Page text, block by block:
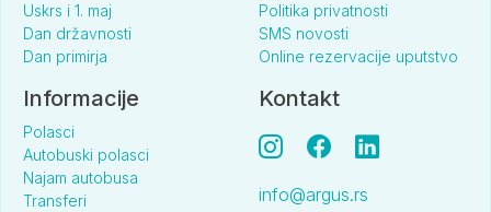
Uskrs i 1. maj
Dan državnosti
Dan primirja
Politika privatnosti
SMS novosti
Online rezervacije uputstvo
Informacije
Polasci
Autobuski polasci
Najam autobusa
Transferi
Kontakt
info@argus.rs